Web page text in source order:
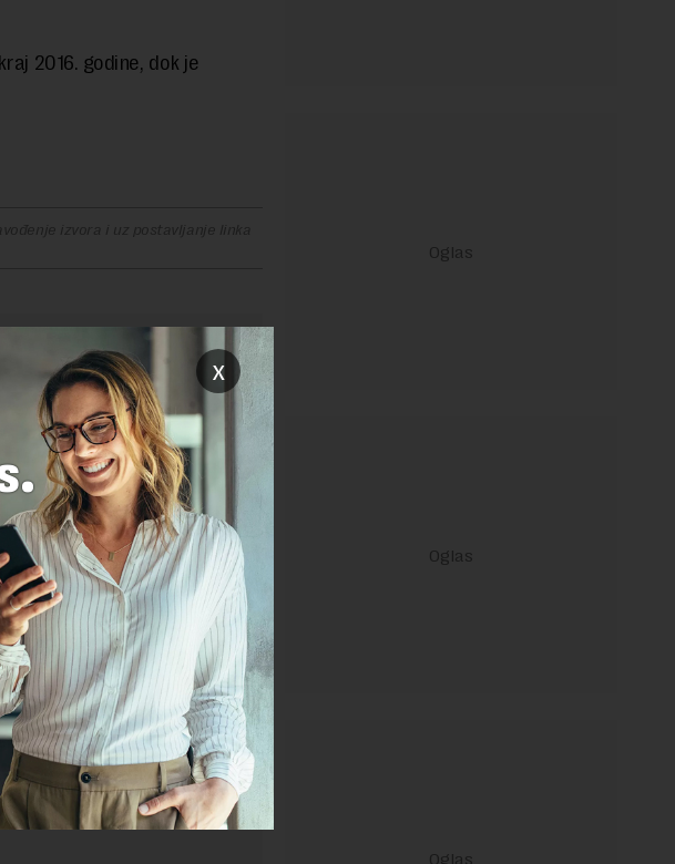
2016. godine, dok je
izvora i uz postavljanje linka
komentarisanja i pravilima
PrivatnostiiGoogle Uslovi
x